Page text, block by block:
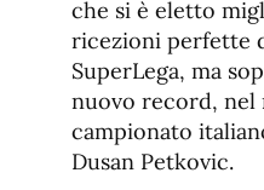
che si è eletto
ricezioni perfette
SuperLega, ma
nuovo record, nel
campionato
Dusan Petkovic.